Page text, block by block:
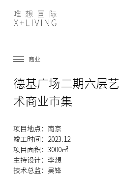
商业
德基广场二期六层艺
术商业市集
项目地点：南京
竣工时间：2023.12
项目面积：3000㎡
主持设计：李想
技术总监：吴锋